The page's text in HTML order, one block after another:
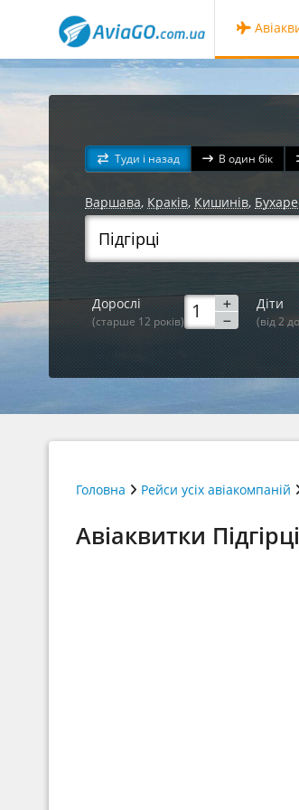
Туди і назад В один бік
Варшава, Краків, Кишинів,
Дорослі
(старше 12 років)
Діти
(від 2
Головна Рейси усіх авіакомпаній
Авіаквитки